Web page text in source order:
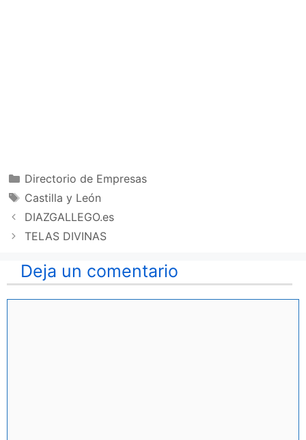
Categorías
Directorio de Empresas
Etiquetas
Castilla y León
DIAZGALLEGO.es
TELAS DIVINAS
Deja un comentario